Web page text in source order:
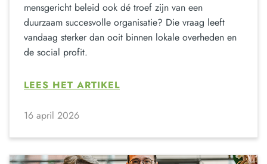
mensgericht beleid ook dé troef zijn van een
duurzaam succesvolle organisatie? Die vraag leeft
vandaag sterker dan ooit binnen lokale overheden en
de social profit.
LEES HET ARTIKEL
16 april 2026